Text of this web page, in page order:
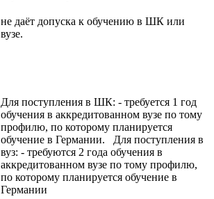
не даёт допуска к обучению в ШК или
вузе.
Для поступления в ШК: - требуется 1 год
обучения в аккредитованном вузе по тому
профилю, по которому планируется
обучение в Германии. Для поступления в
вуз: - требуются 2 года обучения в
аккредитованном вузе по тому профилю,
по которому планируется обучение в
Германии